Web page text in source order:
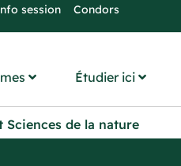
session Condors
Étudier ici
Sciences de la nature